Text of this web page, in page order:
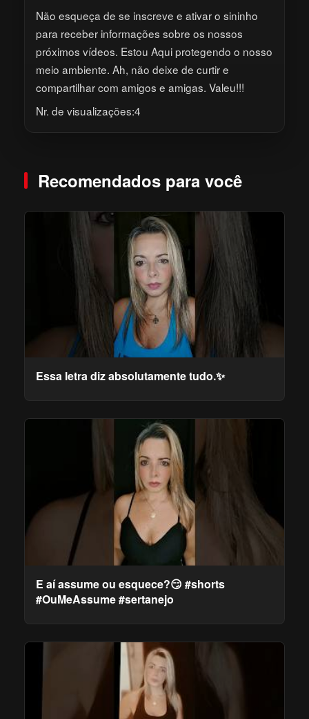
Não esqueça de se inscreve e ativar o sininho
para receber informações sobre os nossos
próximos vídeos. Estou Aqui protegendo o nosso
meio ambiente. Ah, não deixe de curtir e
compartilhar com amigos e amigas. Valeu!!!
Nr. de visualizações:4
Recomendados para você
Essa letra diz absolutamente tudo.✨️
E aí assume ou esquece?😏 #shorts
#OuMeAssume #sertanejo